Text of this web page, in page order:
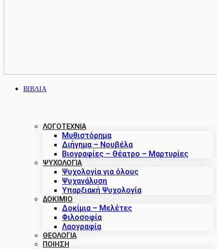
ΒΙΒΛΙΑ
ΛΟΓΟΤΕΧΝΙΑ
Μυθιστόρημα
Διήγημα – Νουβέλα
Βιογραφίες – Θέατρο – Μαρτυρίες
ΨΥΧΟΛΟΓΙΑ
Ψυχολογία για όλους
Ψυχανάλυση
Υπαρξιακή Ψυχολογία
ΔΟΚΙΜΙΟ
Δοκίμια – Μελέτες
Φιλοσοφία
Λαογραφία
ΘΕΟΛΟΓΙΑ
ΠΟΙΗΣΗ